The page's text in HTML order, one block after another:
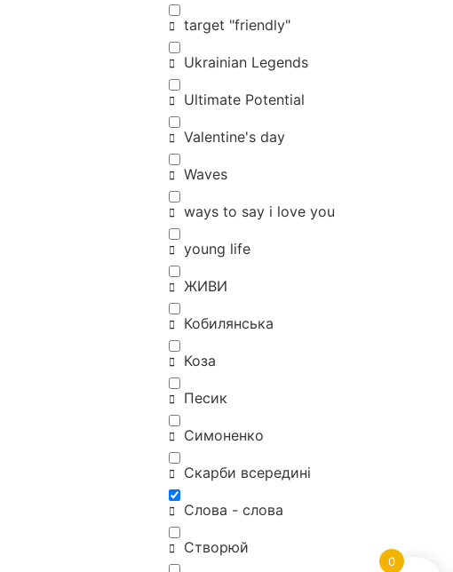
target "friendly"
Ukrainian Legends
Ultimate Potential
Valentine's day
Waves
ways to say i love you
young life
ЖИВИ
Кобилянська
Коза
Песик
Симоненко
Скарби всередині
Слова - слова
Створюй
0